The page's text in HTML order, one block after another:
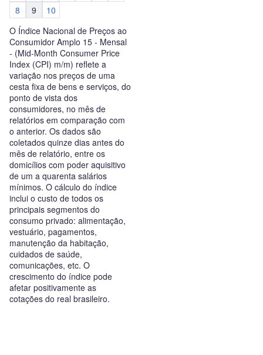
8
9
10
O Índice Nacional de Preços ao
Consumidor Amplo 15 - Mensal
- (Mid-Month Consumer Price
Index (CPI) m/m) reflete a
variação nos preços de uma
cesta fixa de bens e serviços, do
ponto de vista dos
consumidores, no mês de
relatórios em comparação com
o anterior. Os dados são
coletados quinze dias antes do
mês de relatório, entre os
domicílios com poder aquisitivo
de um a quarenta salários
mínimos. O cálculo do índice
inclui o custo de todos os
principais segmentos do
consumo privado: alimentação,
vestuário, pagamentos,
manutenção da habitação,
cuidados de saúde,
comunicações, etc. O
crescimento do índice pode
afetar positivamente as
cotações do real brasileiro.